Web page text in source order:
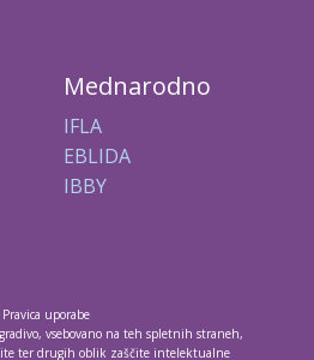
Mednarodno
IFLA
EBLIDA
IBBY
Pravica uporabe
vsebovano na teh spletnih straneh,
ter drugih oblik zaščite intelektualne